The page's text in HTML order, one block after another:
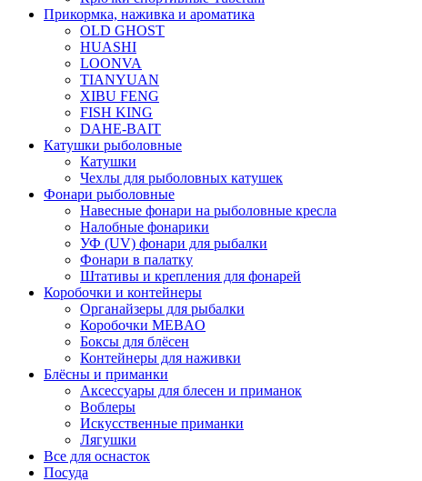
Прикормка, наживка и ароматика
OLD GHOST
HUASHI
LOONVA
TIANYUAN
XIBU FENG
FISH KING
DAHE-BAIT
Катушки рыболовные
Катушки
Чехлы для рыболовных катушек
Фонари рыболовные
Навесные фонари на рыболовные кресла
Налобные фонарики
УФ (UV) фонари для рыбалки
Фонари в палатку
Штативы и крепления для фонарей
Коробочки и контейнеры
Органайзеры для рыбалки
Коробочки MEBAO
Боксы для блёсен
Контейнеры для наживки
Блёсны и приманки
Аксессуары для блесен и приманок
Воблеры
Искусственные приманки
Лягушки
Все для оснасток
Посуда